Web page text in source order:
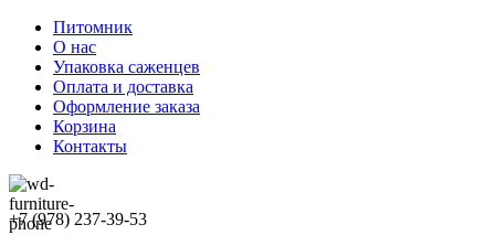
Питомник
О нас
Упаковка саженцев
Оплата и доставка
Оформление заказа
Корзина
Контакты
+7 (978) 237-39-53